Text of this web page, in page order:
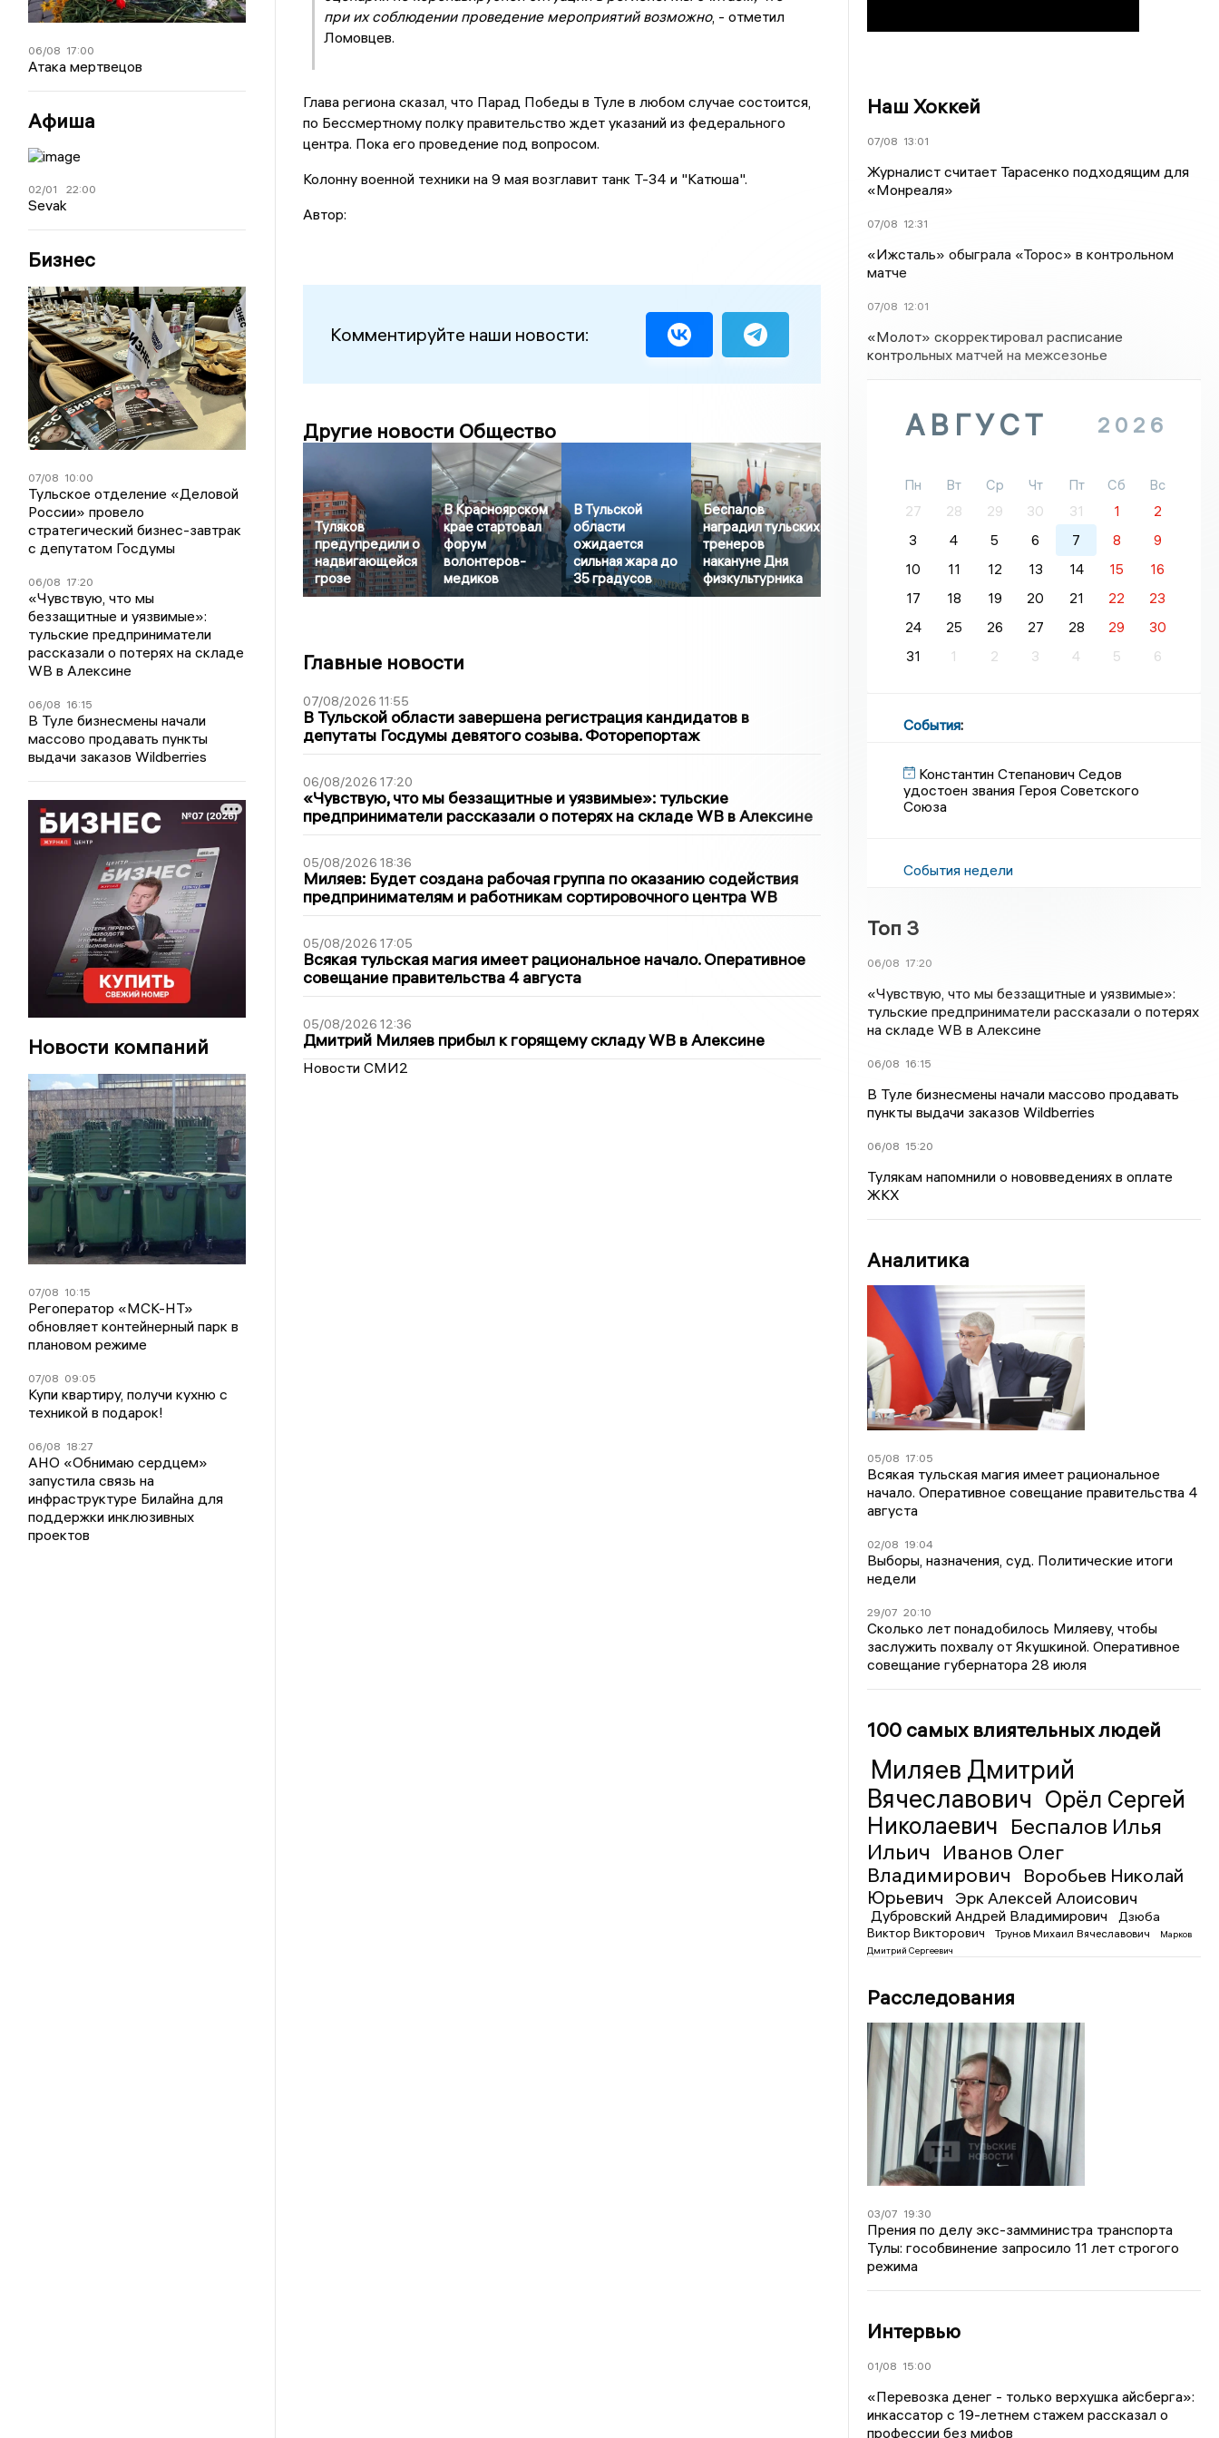
06/08 17:00
Атака мертвецов
Афиша
02/01 22:00
Sevak
Бизнес
07/08 10:00
Тульское отделение «Деловой
России» провело
стратегический бизнес-завтрак
с депутатом Госдумы
06/08 17:20
«Чувствую, что мы
беззащитные и уязвимые»:
тульские предприниматели
рассказали о потерях на складе
WB в Алексине
06/08 16:15
В Туле бизнесмены начали
массово продавать пункты
выдачи заказов Wildberries
Новости компаний
07/08 10:15
Регоператор «МСК-НТ»
обновляет контейнерный парк в
плановом режиме
07/08 09:05
Купи квартиру, получи кухню с
техникой в подарок!
06/08 18:27
АНО «Обнимаю сердцем»
запустила связь на
инфраструктуре Билайна для
поддержки инклюзивных
проектов
при их соблюдении проведение мероприятий возможно, - отметил
Ломовцев.
Глава региона сказал, что Парад Победы в Туле в любом случае состоится,
по Бессмертному полку правительство ждет указаний из федерального
центра. Пока его проведение под вопросом.
Колонну военной техники на 9 мая возглавит танк Т-34 и "Катюша".
Автор:
Комментируйте наши новости:
Другие новости Общество
Туляков
предупредили о
надвигающейся
грозе
В Красноярском
крае стартовал
форум
волонтеров-
медиков
В Тульской
области
ожидается
сильная жара до
35 градусов
Беспалов
наградил тульских
тренеров
накануне Дня
физкультурника
Главные новости
07/08/2026 11:55
В Тульской области завершена регистрация кандидатов в
депутаты Госдумы девятого созыва. Фоторепортаж
06/08/2026 17:20
«Чувствую, что мы беззащитные и уязвимые»: тульские
предприниматели рассказали о потерях на складе WB в Алексине
05/08/2026 18:36
Миляев: Будет создана рабочая группа по оказанию содействия
предпринимателям и работникам сортировочного центра WB
05/08/2026 17:05
Всякая тульская магия имеет рациональное начало. Оперативное
совещание правительства 4 августа
05/08/2026 12:36
Дмитрий Миляев прибыл к горящему складу WB в Алексине
Новости СМИ2
Наш Хоккей
07/08 13:01
Журналист считает Тарасенко подходящим для
«Монреаля»
07/08 12:31
«Ижсталь» обыграла «Торос» в контрольном
матче
07/08 12:01
«Молот» скорректировал расписание
контрольных матчей на межсезонье
АВГУСТ 2026
Пн Вт Ср Чт Пт Сб
Вс
27
28 29 30 31 1
2
3
4 5 6 7 8
9
10
11 12 13 14 15
16
17
18 19 20 21 22
23
24
25 26 27 28 29
30
31
1 2 3 4 5 6
События:
Константин Степанович Седов
удостоен звания Героя Советского
Союза
События недели
Топ 3
06/08 17:20
«Чувствую, что мы беззащитные и уязвимые»:
тульские предприниматели рассказали о потерях
на складе WB в Алексине
06/08 16:15
В Туле бизнесмены начали массово продавать
пункты выдачи заказов Wildberries
06/08 15:20
Тулякам напомнили о нововведениях в оплате
ЖКХ
Аналитика
05/08 17:05
Всякая тульская магия имеет рациональное
начало. Оперативное совещание правительства 4
августа
02/08 19:04
Выборы, назначения, суд. Политические итоги
недели
29/07 20:10
Сколько лет понадобилось Миляеву, чтобы
заслужить похвалу от Якушкиной. Оперативное
совещание губернатора 28 июля
100 самых влиятельных людей
Миляев Дмитрий
Вячеславович Орёл Сергей
Николаевич Беспалов Илья
Ильич
Иванов Олег
Владимирович
Воробьев Николай
Юрьевич
Эрк Алексей Алоисович
Дубровский Андрей Владимирович
Дзюба
Виктор Викторович
Трунов Михаил Вячеславович
Марков
Дмитрий Сергеевич
Расследования
03/07 19:30
Прения по делу экс-замминистра транспорта
Тулы: гособвинение запросило 11 лет строгого
режима
Интервью
01/08 15:00
«Перевозка денег - только верхушка айсберга»:
инкассатор с 19-летнем стажем рассказал о
профессии без мифов